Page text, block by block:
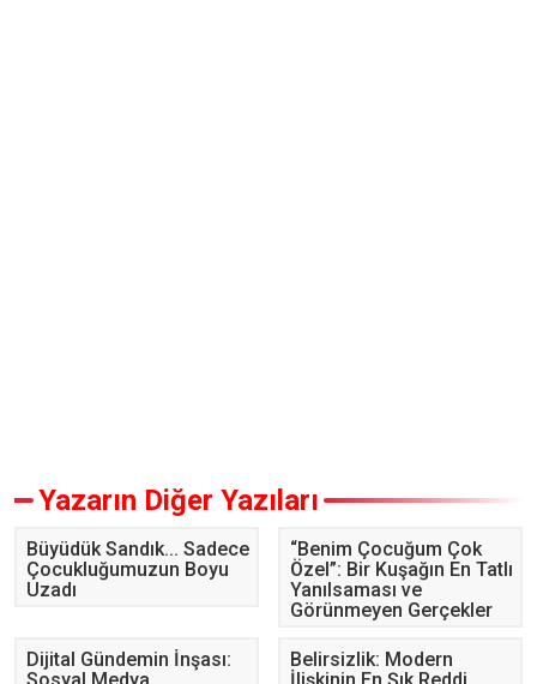
Yazarın Diğer Yazıları
Büyüdük Sandık... Sadece
Çocukluğumuzun Boyu
Uzadı
“Benim Çocuğum Çok
Özel”: Bir Kuşağın En Tatlı
Yanılsaması ve
Görünmeyen Gerçekler
Dijital Gündemin İnşası:
Belirsizlik: Modern